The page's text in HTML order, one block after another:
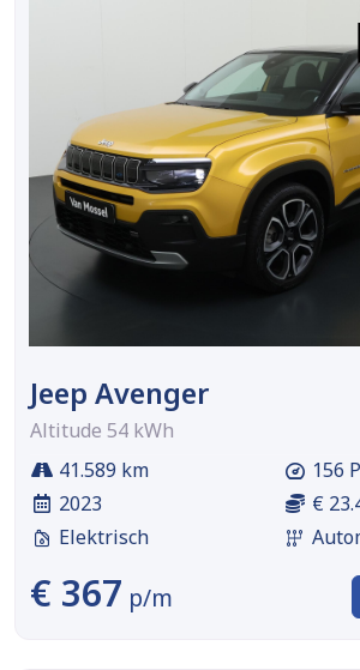
Jeep Avenger
Altitude 54 kWh
41.589 km
2023
Elektrisch
156
€
€ 367 p/m